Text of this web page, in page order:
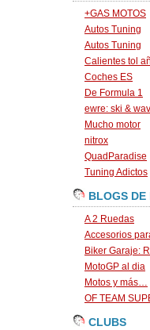
+GAS MOTOS
Autos Tuning
Autos Tuning
Calientes tol
Coches ES
De Formula 1
ewre: ski &
Mucho motor
nitrox
QuadParadise
Tuning Adictos
BLOGS DE
A 2 Ruedas
Accesorios
Biker Garaje:
MotoGP al dia
Motos y más…
OF TEAM
CLUBS